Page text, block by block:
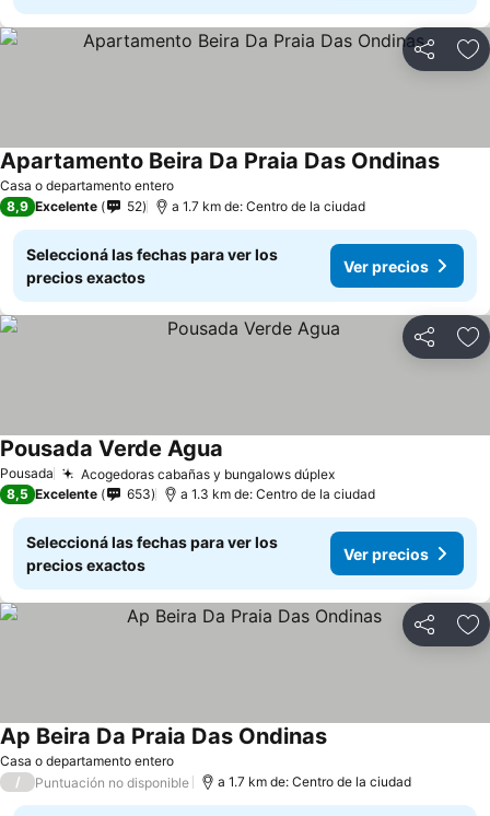
Compartir
Casa o departamento entero
Apartamento Beira Da Praia Das Ondinas
8,9 Excelente 52 a 1.7 km de: Centro de la ciudad
Seleccioná las fechas para ver los
precios exactos
Ver precios
Compartir
Pousada Acogedoras cabañas y bungalows dúplex
Pousada Verde Agua
8,5 Excelente 653 a 1.3 km de: Centro de la ciudad
Seleccioná las fechas para ver los
precios exactos
Ver precios
Compartir
Casa o departamento entero
Ap Beira Da Praia Das Ondinas
/ Puntuación no disponible a 1.7 km de: Centro de la ciudad